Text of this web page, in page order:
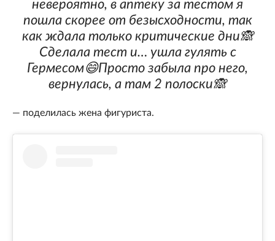
невероятно, в аптеку за тестом я
пошла скорее от безысходности, так
как ждала только критические дни🙈
Сделала тест и… ушла гулять с
Гермесом😄Просто забыла про него,
вернулась, а там 2 полоски🙈
— поделилась жена фигуриста.